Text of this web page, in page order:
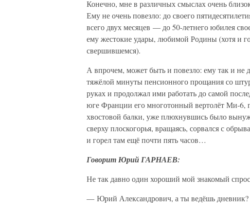
Конечно, мне в различных смыслах очень
Ему не очень повезло: до своего
всего двух месяцев — до 50-летнего юбилея
ему жестокие удары, любимой Родины (хотя и
свершившемся).
А впрочем, может быть и повезло: ему так и не
тяжёлой минуты пенсионного прощания со
руках и продолжал ими работать до самой
юге Франции его многотонный вертолёт Ми-6,
хвостовой балки, уже плюхнувшись было
сверху плоскогорья, вращаясь, сорвался с
и горел там ещё почти пять часов…
Говорит Юрий ГАРНАЕВ:
Не так давно один хороший мой знакомый
— Юрий Александрович, а ты ведёшь дневник?